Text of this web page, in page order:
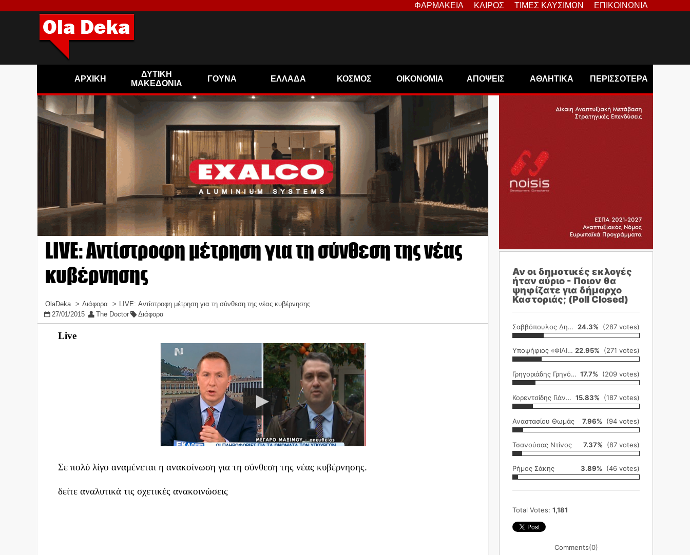
ΦΑΡΜΑΚΕΙΑ ΚΑΙΡΟΣ ΤΙΜΕΣ ΚΑΥΣΙΜΩΝ ΕΠΙΚΟΙΝΩΝΙΑ
ΑΡΧΙΚΗ
ΔΥΤΙΚΗ
ΜΑΚΕΔΟΝΙΑ
ΓΟΥΝΑ ΕΛΛΑΔΑ ΚΟΣΜΟΣ ΟΙΚΟΝΟΜΙΑ ΑΠΟΨΕΙΣ ΑΘΛΗΤΙΚΑ ΠΕΡΙΣΣΟΤΕΡΑ
LIVE: Αντίστροφη μέτρηση για τη σύνθεση της νέας
κυβέρνησης
OlaDeka Διάφορα
LIVE: Αντίστροφη μέτρηση για τη σύνθεση της νέας κυβέρνησης
27/01/2015
The Doctor Διάφορα
Live
Σε πολύ λίγο αναμένεται η ανακοίνωση για τη σύνθεση της νέας κυβέρνησης.
δείτε αναλυτικά τις σχετικές ανακοινώσεις
Αν οι δημοτικές εκλογές
ήταν αύριο - Ποιον θα
ψηφίζατε για δήμαρχο
Καστοριάς; (Poll Closed)
Σαββόπουλος Δημήτρης 24.3% (287 votes)
Υποψήφιος «ΦΙΛΙΚΗ ΕΤΑΙΡΕΙΑ» 22.95% (271 votes)
Γρηγοριάδης Γρηγόρης 17.7% (209 votes)
Κορεντσίδης Γιάννης 15.83% (187 votes)
Αναστασίου Θωμάς 7.96% (94 votes)
Τσανούσας Ντίνος 7.37% (87 votes)
Ρήμος Σάκης 3.89% (46 votes)
Total Votes: 1,181
Comments(0)